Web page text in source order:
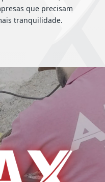
que precisam
tranquilidade.